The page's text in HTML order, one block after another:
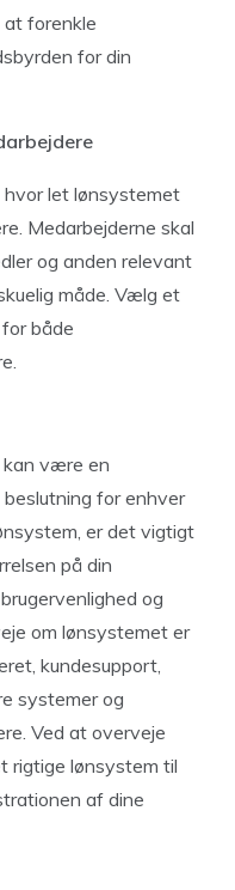
forenkle
for din
let lønsystemet
Medarbejderne skal
og anden relevant
måde. Vælg et
både
være en
for enhver
er det vigtigt
på din
og
om lønsystemet er
kundesupport,
systemer og
Ved at overveje
rigtige lønsystem til
af dine